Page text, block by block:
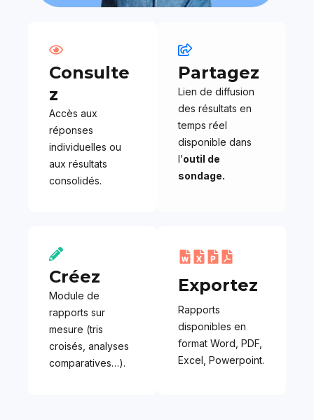
Consulte
z
Accès aux
réponses
individuelles ou
aux résultats
consolidés.
Partagez
Lien de diffusion
des résultats en
temps réel
disponible dans
l’outil de
sondage.
Créez
Module de
rapports sur
mesure (tris
croisés, analyses
comparatives…).
Exportez
Rapports
disponibles en
format Word, PDF,
Excel, Powerpoint.